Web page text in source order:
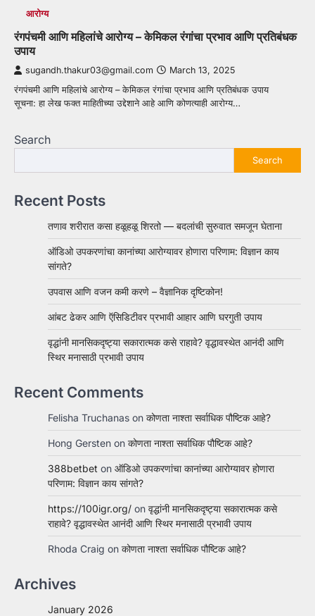
आरोग्य
रंगपंचमी आणि महिलांचे आरोग्य – केमिकल रंगांचा प्रभाव आणि प्रतिबंधक
उपाय
sugandh.thakur03@gmail.com March 13, 2025
रंगपंचमी आणि महिलांचे आरोग्य – केमिकल रंगांचा प्रभाव आणि प्रतिबंधक उपाय
सूचना: हा लेख फक्त माहितीच्या उद्देशाने आहे आणि कोणत्याही आरोग्य…
Search
Search
Recent Posts
तणाव शरीरात कसा हळूहळू शिरतो — बदलांची सुरुवात समजून घेताना
ऑडिओ उपकरणांचा कानांच्या आरोग्यावर होणारा परिणाम: विज्ञान काय
सांगते?
उपवास आणि वजन कमी करणे – वैज्ञानिक दृष्टिकोन!
आंबट ढेकर आणि ऍसिडिटीवर प्रभावी आहार आणि घरगुती उपाय
वृद्धांनी मानसिकदृष्ट्या सकारात्मक कसे राहावे? वृद्धावस्थेत आनंदी आणि
स्थिर मनासाठी प्रभावी उपाय
Recent Comments
Felisha Truchanas on कोणता नाश्ता सर्वाधिक पौष्टिक आहे?
Hong Gersten on कोणता नाश्ता सर्वाधिक पौष्टिक आहे?
388betbet on ऑडिओ उपकरणांचा कानांच्या आरोग्यावर होणारा
परिणाम: विज्ञान काय सांगते?
https://100igr.org/ on वृद्धांनी मानसिकदृष्ट्या सकारात्मक कसे
राहावे? वृद्धावस्थेत आनंदी आणि स्थिर मनासाठी प्रभावी उपाय
Rhoda Craig on कोणता नाश्ता सर्वाधिक पौष्टिक आहे?
Archives
January 2026